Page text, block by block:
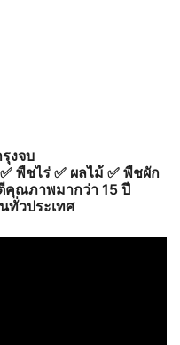
งจบ
พืชไร่ ✅ ผลไม้ ✅ พืชผัก
คุณภาพมากว่า 15 ปี
ทั่วประเทศ